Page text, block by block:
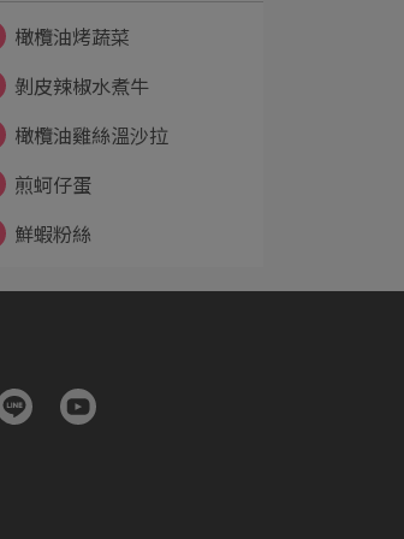
橄欖油烤蔬菜
剝皮辣椒水煮牛
橄欖油雞絲溫沙拉
煎蚵仔蛋
鮮蝦粉絲